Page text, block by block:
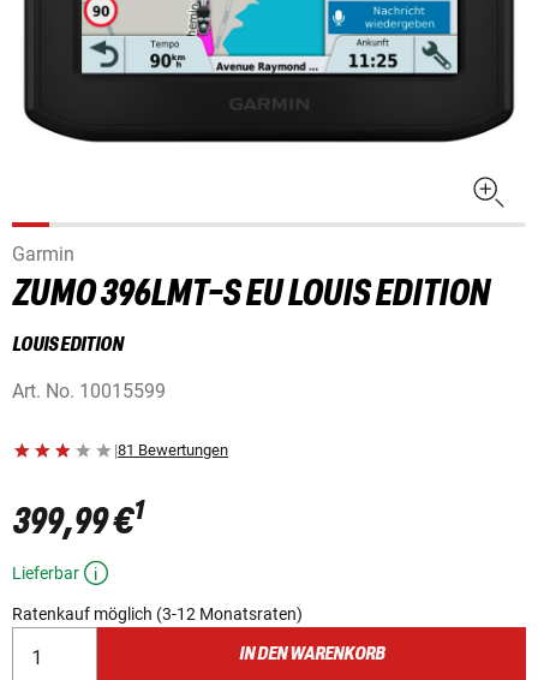
Garmin
ZUMO 396LMT-S EU LOUIS EDITION
LOUIS EDITION
Art. No. 10015599
|81 Bewertungen
399,99 €1
Lieferbar
Ratenkauf möglich (3-12 Monatsraten)
IN DEN WARENKORB